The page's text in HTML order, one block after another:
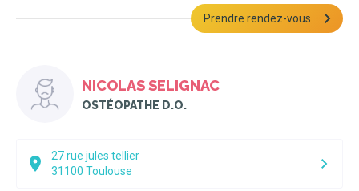
Prendre rendez-vous
NICOLAS SELIGNAC
OSTÉOPATHE D.O.
27 rue jules tellier
31100 Toulouse